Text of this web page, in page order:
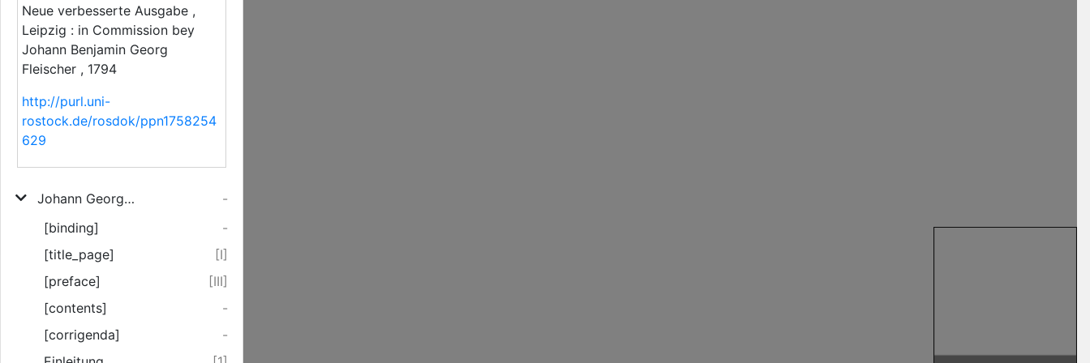
Neue verbesserte Ausgabe ,
Leipzig : in Commission bey
Johann Benjamin Georg
Fleischer , 1794
http://purl.uni-
rostock.de/rosdok/ppn1758254
629
Johann Georg Scheyers, Hochfürstl. Hohenlohischen Ingenieur-Hauptmanns und Bau-Direktors praktisch-ökonomische Wasserbaukunst
-
[binding]
-
[title_page]
[I]
[preface]
[III]
[contents]
-
[corrigenda]
-